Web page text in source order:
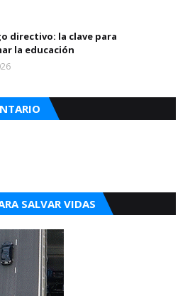
directivo: la clave para
la educación
SALVAR VIDAS